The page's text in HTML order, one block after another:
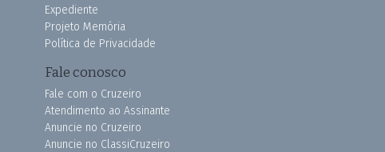
Expediente
Projeto Memória
Política de Privacidade
Fale conosco
Fale com o Cruzeiro
Atendimento ao Assinante
Anuncie no Cruzeiro
Anuncie no ClassiCruzeiro